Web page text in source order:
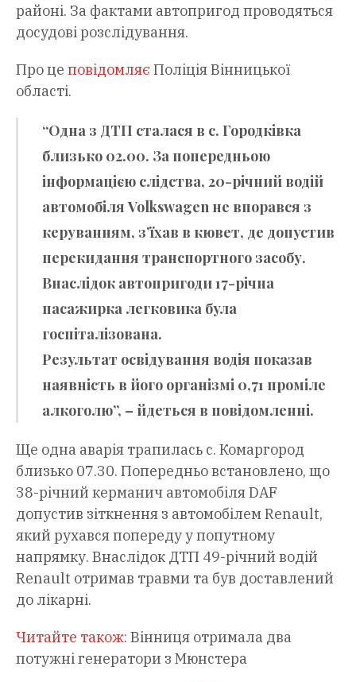
районі. За фактами автопригод проводяться
досудові розслідування.
Про це повідомляє Поліція Вінницької
області.
“Одна з ДТП сталася в с. Городківка
близько 02.00. За попередньою
інформацією слідства, 20-річний водій
автомобіля Volkswagen не впорався з
керуванням, з’їхав в кювет, де допустив
перекидання транспортного засобу.
Внаслідок автопригоди 17-річна
пасажирка легковика була
госпіталізована.
Результат освідування водія показав
наявність в його організмі 0,71 проміле
алкоголю”, – йдеться в повідомленні.
Ще одна аварія трапилась с. Комаргород
близько 07.30. Попередньо встановлено, що
38-річний керманич автомобіля DAF
допустив зіткнення з автомобілем Renault,
який рухався попереду у попутному
напрямку. Внаслідок ДТП 49-річний водій
Renault отримав травми та був доставлений
до лікарні.
Читайте також: Вінниця отримала два
потужні генератори з Мюнстера